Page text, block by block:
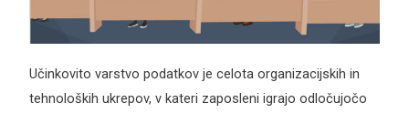
Učinkovito varstvo podatkov je celota organizacijskih in
tehnoloških ukrepov, v kateri zaposleni igrajo odločujočo